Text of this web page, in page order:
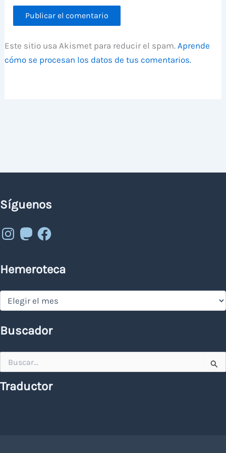
Este sitio usa Akismet para reducir el spam.Aprende
cómo se procesan los datos de tus comentarios.
Síguenos
Instagram
MastodonFacebook
Hemeroteca
Hemeroteca
Buscador
por:
Traductor